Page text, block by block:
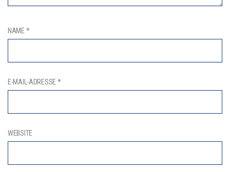
NAME *
E-MAIL-ADRESSE *
WEBSITE